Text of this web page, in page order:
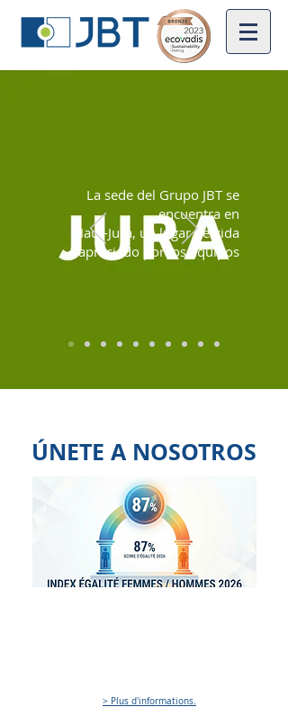
La sede del Grupo JBT se
encuentra en
Haut-Jura, un lugar de vida
apreciado por los equipos
ÚNETE A NOSOTROS
> Plus d'informations.